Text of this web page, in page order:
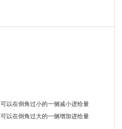
可以在倒角过小的一侧减小进给量
可以在倒角过大的一侧增加进给量